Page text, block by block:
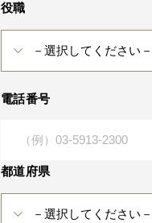
役職
電話番号
都道府県